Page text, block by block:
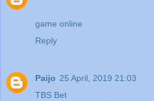
game online
Reply
Paijo 25 April, 2019 21:03
TBS Bet